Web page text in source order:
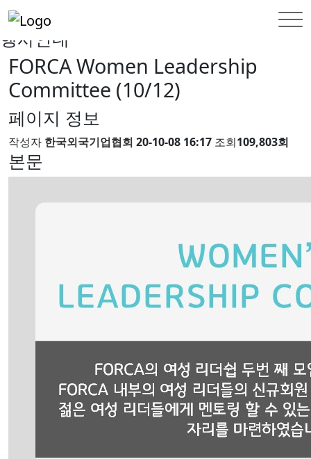
행사안내
FORCA Women Leadership
Committee (10/12)
페이지 정보
작성자 한국외국기업협회 20-10-08 16:17 조회109,803회
본문